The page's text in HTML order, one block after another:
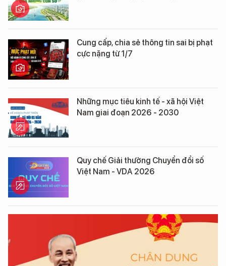
Cung cấp, chia sẻ thông tin sai bị phạt
cực nặng từ 1/7
Những mục tiêu kinh tế - xã hội Việt
Nam giai đoạn 2026 - 2030
Quy chế Giải thưởng Chuyển đổi số
Việt Nam - VDA 2026